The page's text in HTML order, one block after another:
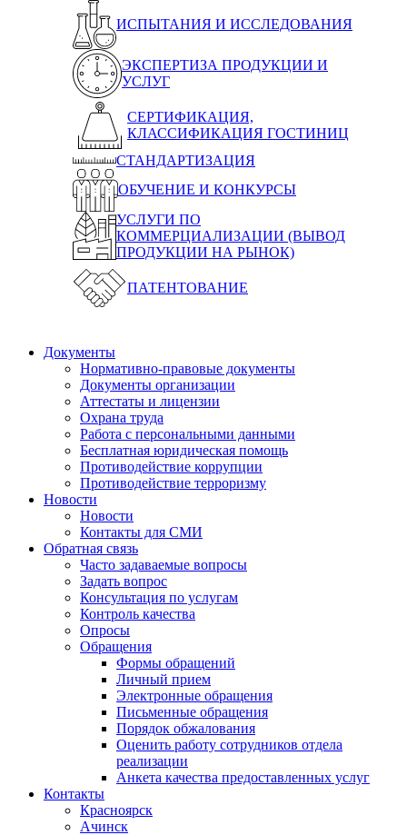
ИСПЫТАНИЯ И ИССЛЕДОВАНИЯ
ЭКСПЕРТИЗА ПРОДУКЦИИ И
УСЛУГ
СЕРТИФИКАЦИЯ,
КЛАССИФИКАЦИЯ ГОСТИНИЦ
СТАНДАРТИЗАЦИЯ
ОБУЧЕНИЕ И КОНКУРСЫ
УСЛУГИ ПО
КОММЕРЦИАЛИЗАЦИИ (ВЫВОД
ПРОДУКЦИИ НА РЫНОК)
ПАТЕНТОВАНИЕ
Документы
Нормативно-правовые документы
Документы организации
Аттестаты и лицензии
Охрана труда
Работа с персональными данными
Бесплатная юридическая помощь
Противодействие коррупции
Противодействие терроризму
Новости
Новости
Контакты для СМИ
Обратная связь
Часто задаваемые вопросы
Задать вопрос
Консультация по услугам
Контроль качества
Опросы
Обращения
Формы обращений
Личный прием
Электронные обращения
Письменные обращения
Порядок обжалования
Оценить работу сотрудников отдела
реализации
Анкета качества предоставленных услуг
Контакты
Красноярск
Ачинск